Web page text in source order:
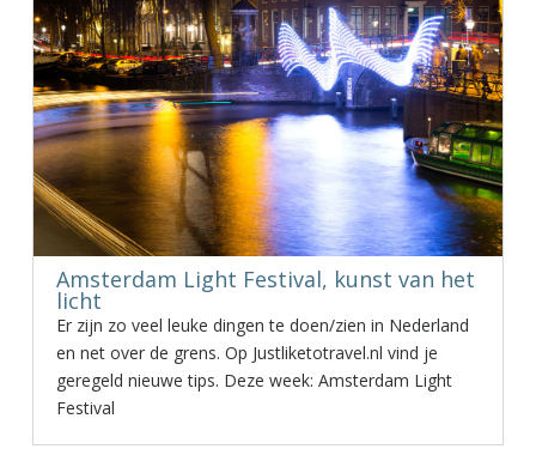
Amsterdam Light Festival, kunst van het
licht
Er zijn zo veel leuke dingen te doen/zien in Nederland
en net over de grens. Op Justliketotravel.nl vind je
geregeld nieuwe tips. Deze week: Amsterdam Light
Festival